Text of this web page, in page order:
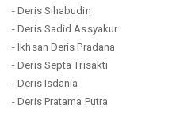
- Deris Sihabudin
- Deris Sadid Assyakur
- Ikhsan Deris Pradana
- Deris Septa Trisakti
- Deris Isdania
- Deris Pratama Putra